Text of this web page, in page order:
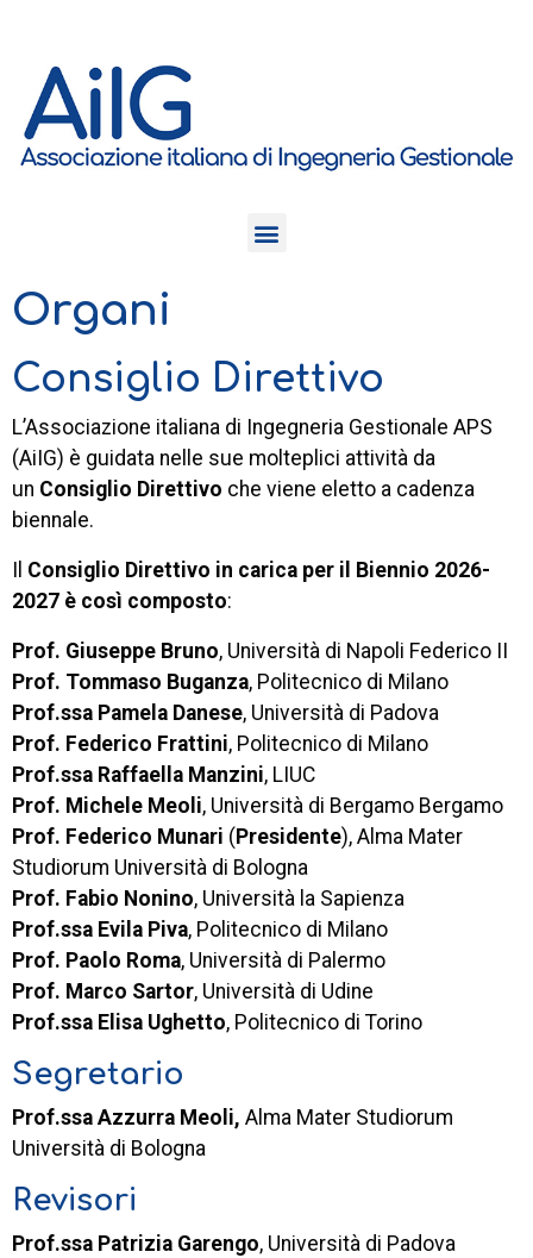
Organi
Consiglio Direttivo
L’Associazione italiana di Ingegneria Gestionale APS
(AiIG) è guidata nelle sue molteplici attività da
un Consiglio Direttivo che viene eletto a cadenza
biennale.
Consiglio Direttivo in carica per il Biennio 2026-
2027 è così composto:
Prof. Giuseppe Bruno, Università di Napoli Federico II
Prof. Tommaso Buganza, Politecnico di Milano
Prof.ssa Pamela Danese, Università di Padova
Prof. Federico Frattini, Politecnico di Milano
Prof.ssa Raffaella Manzini, LIUC
Prof. Michele Meoli, Università di Bergamo Bergamo
Prof. Federico Munari ( Presidente), Alma Mater
Studiorum Università di Bologna
Prof. Fabio Nonino, Università la Sapienza
Prof.ssa Evila Piva, Politecnico di Milano
Prof. Paolo Roma, Università di Palermo
Prof. Marco Sartor, Università di Udine
Prof.ssa Elisa Ughetto, Politecnico di Torino
Segretario
Prof.ssa Azzurra Meoli, Alma Mater Studiorum
Università di Bologna
Revisori
Prof.ssa Patrizia Garengo, Università di Padova